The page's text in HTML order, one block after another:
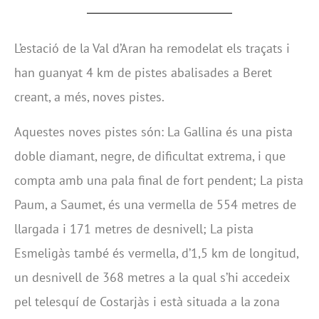
L’estació de la Val d’Aran ha remodelat els traçats i
han guanyat 4 km de pistes abalisades a Beret
creant, a més, noves pistes.
Aquestes noves pistes són: La Gallina és una pista
doble diamant, negre, de dificultat extrema, i que
compta amb una pala final de fort pendent; La pista
Paum, a Saumet, és una vermella de 554 metres de
llargada i 171 metres de desnivell; La pista
Esmeligàs també és vermella, d’1,5 km de longitud,
un desnivell de 368 metres a la qual s’hi accedeix
pel telesquí de Costarjàs i està situada a la zona